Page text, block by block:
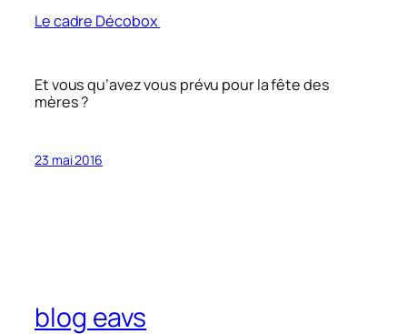
Le cadre Décobox
Et vous qu’avez vous prévu pour la fête des
mères ?
23 mai 2016
blog eavs